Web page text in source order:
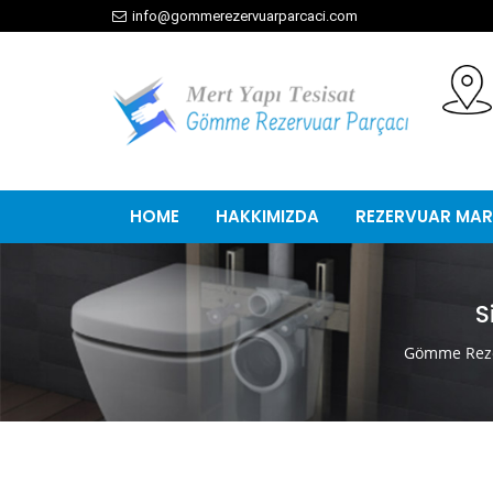
info@gommerezervuarparcaci.com
HOME HAKKIMIZDA REZERVUAR
Gömme